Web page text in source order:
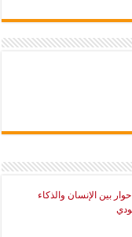
بين الإنسان والذكاء